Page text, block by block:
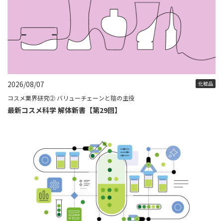
2026/08/07 化粧品
コスメ業界研究② バリューチェーンと陰の主役
最新コスメ科学 解体新書【第29回】